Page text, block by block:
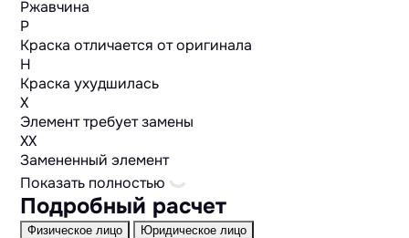
Ржавчина
P
Краска отличается от оригинала
H
Краска ухудшилась
X
Элемент требует замены
XX
Замененный элемент
Показать полностью
Подробный расчет
Физическое лицо Юридическое лицо